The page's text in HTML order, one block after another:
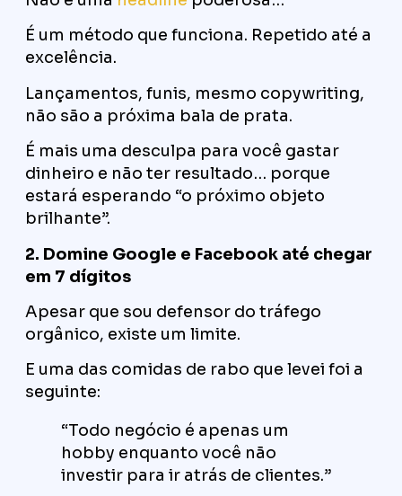
É um método que funciona. Repetido até a
excelência.
Lançamentos, funis, mesmo copywriting,
não são a próxima bala de prata.
É mais uma desculpa para você gastar
dinheiro e não ter resultado… porque
estará esperando “o próximo objeto
brilhante”.
2. Domine Google e Facebook até chegar
em 7 dígitos
Apesar que sou defensor do tráfego
orgânico, existe um limite.
E uma das comidas de rabo que levei foi a
seguinte:
“Todo negócio é apenas um
hobby enquanto você não
investir para ir atrás de clientes.”